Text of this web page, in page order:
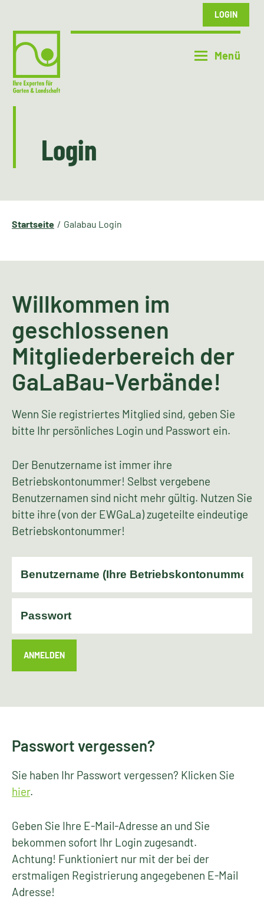
LOGIN
Login
Startseite Galabau Login
Willkommen im
geschlossenen
Mitgliederbereich der
GaLaBau-Verbände!
Wenn Sie registriertes Mitglied sind, geben Sie
bitte Ihr persönliches Login und Passwort ein.
Der Benutzername ist immer ihre
Betriebskontonummer! Selbst vergebene
Benutzernamen sind nicht mehr gültig. Nutzen Sie
bitte ihre (von der EWGaLa) zugeteilte eindeutige
Betriebskontonummer!
ANMELDEN
Passwort vergessen?
Sie haben Ihr Passwort vergessen? Klicken Sie
hier.
Geben Sie Ihre E-Mail-Adresse an und Sie
bekommen sofort Ihr Login zugesandt.
Achtung! Funktioniert nur mit der bei der
erstmaligen Registrierung angegebenen E-Mail
Adresse!